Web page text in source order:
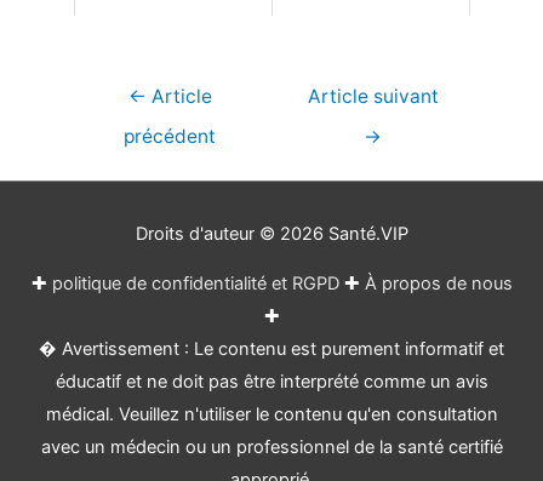
Navigation
← Article
précédent
Article suivant
→
Droits d'auteur © 2026 Santé.VIP
✚ politique de confidentialité et RGPD✚ À propos de nous
✚
� Avertissement : Le contenu est purement informatif et
éducatif et ne doit pas être interprété comme un avis
médical. Veuillez n'utiliser le contenu qu'en consultation
avec un médecin ou un professionnel de la santé certifié